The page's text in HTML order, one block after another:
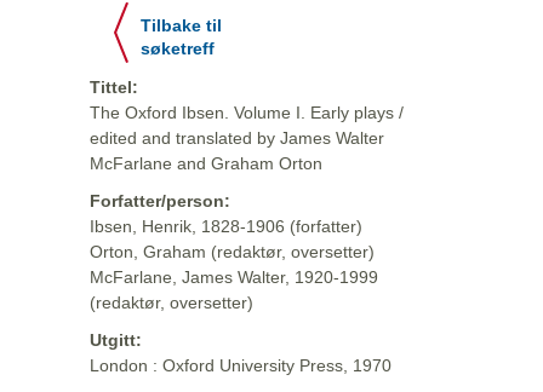
Tilbake til
søketreff
Tittel:
The Oxford Ibsen. Volume I. Early plays /
edited and translated by James Walter
McFarlane and Graham Orton
Forfatter/person:
Ibsen, Henrik, 1828-1906 (forfatter)
Orton, Graham (redaktør, oversetter)
McFarlane, James Walter, 1920-1999
(redaktør, oversetter)
Utgitt:
London : Oxford University Press, 1970